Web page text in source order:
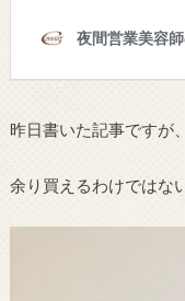
昨日書いた記事ですが
余り買えるわけではな